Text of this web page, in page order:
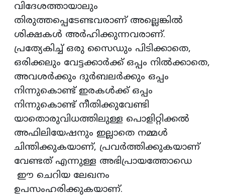
വിദേശത്തായാലും
തിരുത്തപ്പെടേണ്ടവരാണ് അല്ലെങ്കിൽ
ശിക്ഷകൾ അർഹിക്കുന്നവരാണ്.
പ്രത്യേകിച്ച് ഒരു സൈഡും പിടിക്കാതെ,
ഒരിക്കലും വേട്ടക്കാർക്ക് ഒപ്പം നിൽക്കാതെ,
അവശർക്കും ദുർബലർക്കും ഒപ്പം
നിന്നുകൊണ്ട് ഇരകൾക്ക് ഒപ്പം
നിന്നുകൊണ്ട് നീതിക്കുവേണ്ടി
യാതൊരുവിധത്തിലുള്ള പൊളിറ്റിക്കൽ
അഫിലിയേഷനും ഇല്ലാതെ നമ്മൾ
ചിന്തിക്കുകയാണ്, പ്രവർത്തിക്കുകയാണ്
വേണ്ടത് എന്നുള്ള അഭിപ്രായത്തോഡെ
ഈ ചെറിയ ലേഖനം
ഉപസംഹരിക്കുകയാണ്.